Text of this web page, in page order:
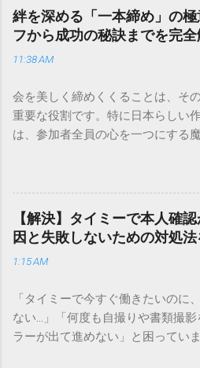
向けの宅配サービスも非常に充実
目的に合わせた適切な連絡先を選
は、荷物の追跡確認から営業所へ
手順まで、初めての方でも迷わず
本全国に広範なネットワークを持
重量物や大型の荷物、そして企業
実績を誇ります。 個人で利用する
いう特徴があります。地域に密着
ロールしているため、現場の状況
やすいのがメリットです。まずは
サービスで解決できるかを確認し
るのが最も効率的です。現在の荷
か、いつ届く予定なのかは、お手
す。 伝票番号（お問い合わせ番号
票）の控えに記載されている、数
絆を深める「一本締め」の極
フから成功の秘訣までを完
11:38 AM
会を美しく締めくくることは、そ
重要な役割です。特に日本らしい
は、参加者全員の心を一つにする
「手拍子のリズムに自信がない」
ずです。この記事では、ビジネス
で、どのような場面でも堂々と立
締め」の作法を、基礎知識から具
解説します。 一本締めとは？その
に手を叩いて終わらせる作業では
て刻み込む伝統的な儀礼です。 一
ブな効果 一体感の創出 参加者全
ことで、集団としての連帯感が生
【解決】タイミーで本人確
因と失敗しないための対処
1:15 AM
「タイミーで今すぐ働きたいのに
ない…」「何度も自撮りや書類撮
ラーが出て進めない」と困ってい